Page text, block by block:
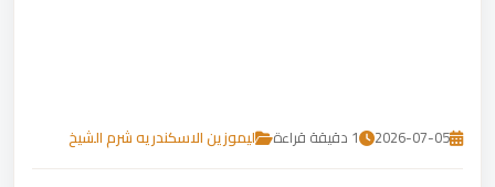
2026-07-05 1 دقيقة قراءة ليموزين الاسكندريه شرم الشيخ